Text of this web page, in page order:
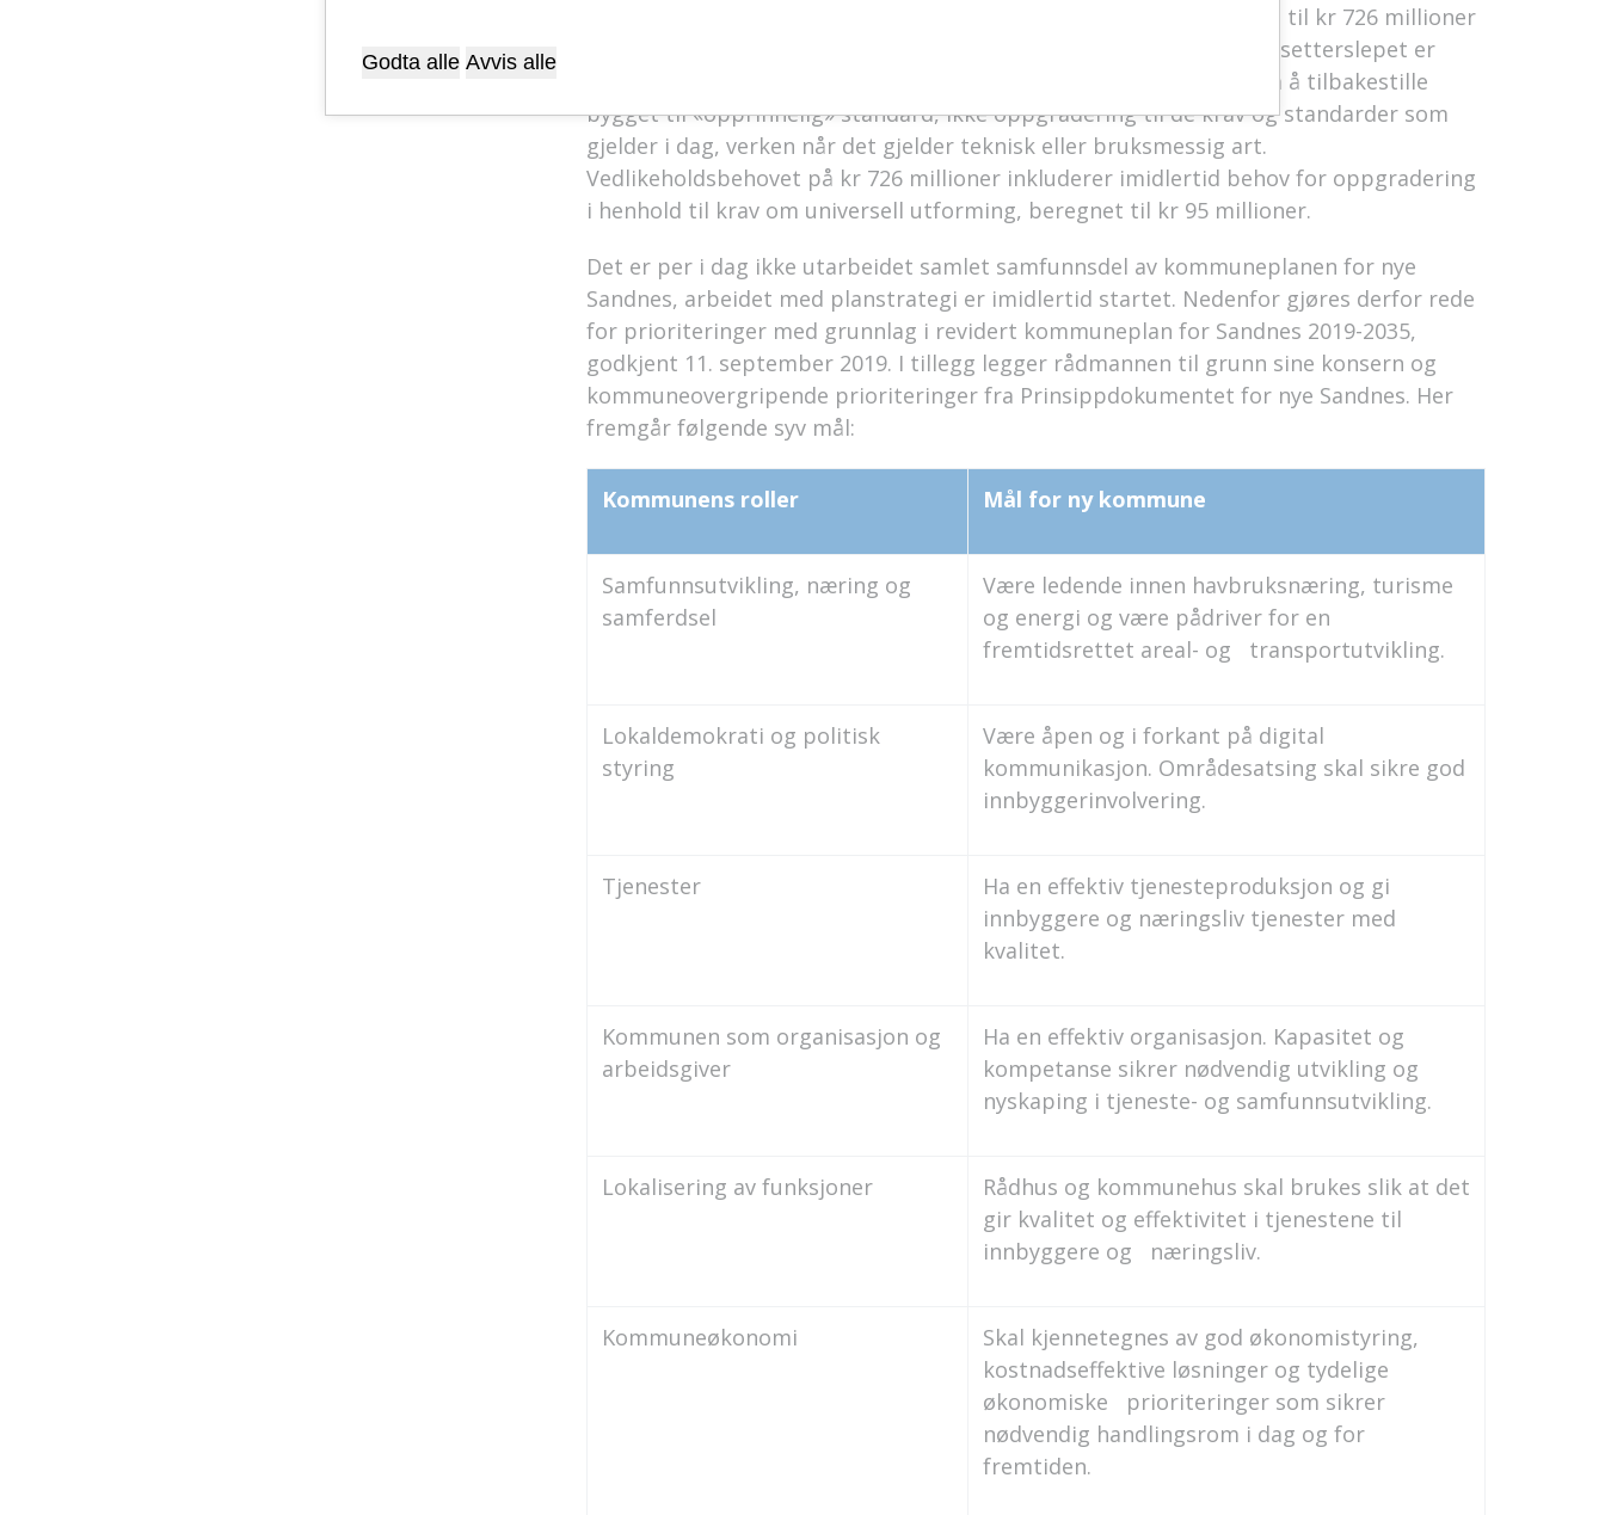
kommunale bygningsmassen er redusert fra kr 1,5 milliarder i 2013 til kr 726 millioner
ble det redegjort for hva vedlikeholdsetterslepet er
etter ny kartlegging av byggene. Tilstandsvurderingen er basert på å tilbakestille
bygget til «opprinnelig» standard, ikke oppgradering til de krav og standarder som
gjelder i dag, verken når det gjelder teknisk eller bruksmessig art.
Vedlikeholdsbehovet på kr 726 millioner inkluderer imidlertid behov for oppgradering
i henhold til krav om universell utforming, beregnet til kr 95 millioner.
Det er per i dag ikke utarbeidet samlet samfunnsdel av kommuneplanen for nye
Sandnes, arbeidet med planstrategi er imidlertid startet. Nedenfor gjøres derfor rede
for prioriteringer med grunnlag i revidert kommuneplan for Sandnes 2019-2035,
godkjent 11. september 2019. I tillegg legger rådmannen til grunn sine konsern og
kommuneovergripende prioriteringer fra Prinsippdokumentet for nye Sandnes. Her
fremgår følgende syv mål:
Kommunens roller Mål for ny kommune
Samfunnsutvikling, næring og
samferdsel
Være ledende innen havbruksnæring, turisme
og energi og være pådriver for en
fremtidsrettet areal- og transportutvikling.
Lokaldemokrati og politisk
styring
Være åpen og i forkant på digital
kommunikasjon. Områdesatsing skal sikre god
innbyggerinvolvering.
Tjenester
Ha en effektiv tjenesteproduksjon og gi
innbyggere og næringsliv tjenester med
kvalitet.
Kommunen som organisasjon og
arbeidsgiver
Ha en effektiv organisasjon. Kapasitet og
kompetanse sikrer nødvendig utvikling og
nyskaping i tjeneste- og samfunnsutvikling.
Lokalisering av funksjoner
Rådhus og kommunehus skal brukes slik at det
gir kvalitet og effektivitet i tjenestene til
innbyggere og næringsliv.
Kommuneøkonomi
Skal kjennetegnes av god økonomistyring,
kostnadseffektive løsninger og tydelige
økonomiske prioriteringer som sikrer
nødvendig handlingsrom i dag og for
fremtiden.
Godta alle Avvis alle